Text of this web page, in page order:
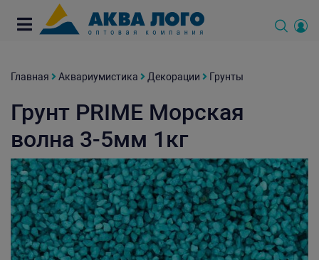
Главная Аквариумистика Декорации Грунты
Грунт PRIME Морская
волна 3-5мм 1кг